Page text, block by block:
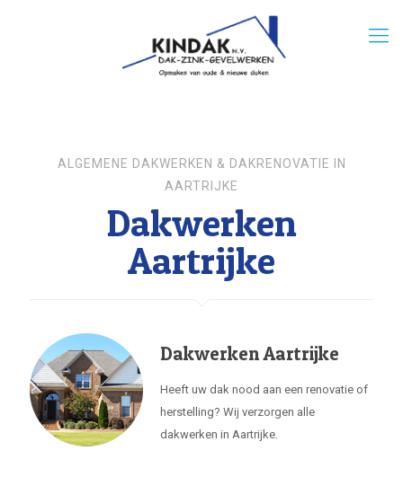
ALGEMENE DAKWERKEN & DAKRENOVATIE IN
AARTRIJKE
Dakwerken
Aartrijke
Dakwerken Aartrijke
Heeft uw dak nood aan een renovatie of
herstelling? Wij verzorgen alle
dakwerken in Aartrijke.